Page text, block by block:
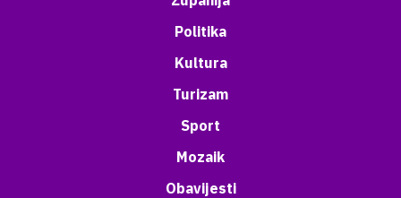
Politika
Kultura
Turizam
Sport
Mozaik
Obavijesti